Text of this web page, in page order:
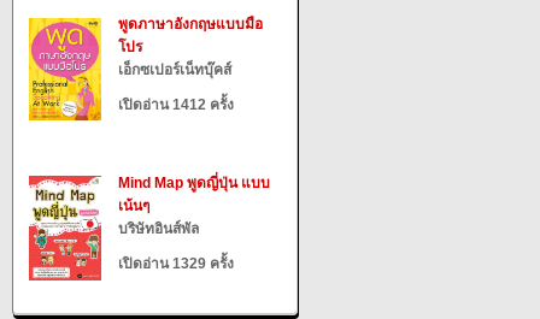
พูดภาษาอังกฤษแบบมือ
โปร
เอ็กซเปอร์เน็ทบุ๊คส์
เปิดอ่าน 1412 ครั้ง
Mind Map พูดญี่ปุ่น แบบ
เน้นๆ
บริษัทอินส์พัล
เปิดอ่าน 1329 ครั้ง